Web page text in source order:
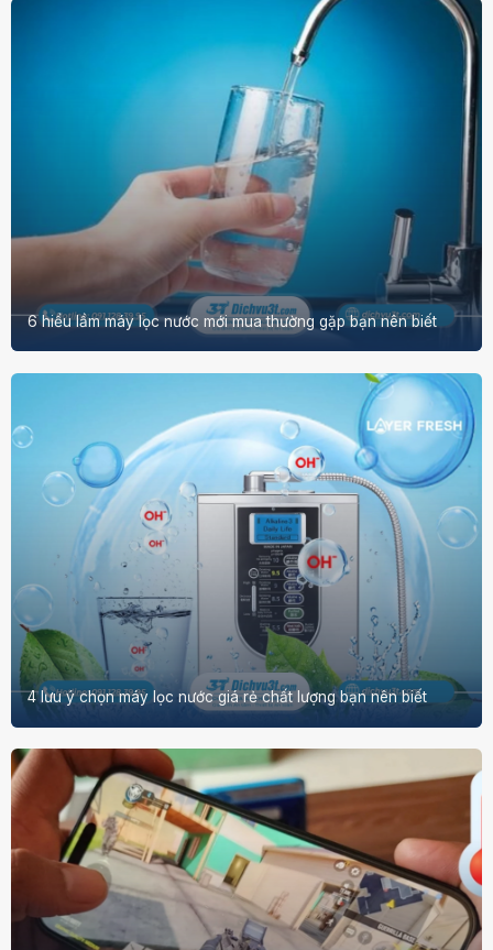
6 hiểu lầm máy lọc nước mới mua thường gặp bạn nên biết
4 lưu ý chọn máy lọc nước giá rẻ chất lượng bạn nên biết